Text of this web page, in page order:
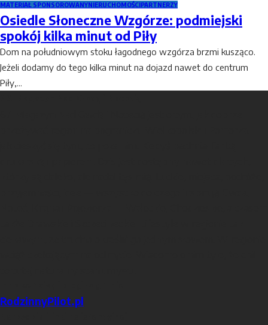
MATERIAŁ SPONSOROWANYNIERUCHOMOŚCIPARTNERZY
Osiedle Słoneczne Wzgórze: podmiejski
spokój kilka minut od Piły
Dom na południowym stoku łagodnego wzgórza brzmi kusząco.
Jeżeli dodamy do tego kilka minut na dojazd nawet do centrum
Piły,...
RodzinnyPilot.pl